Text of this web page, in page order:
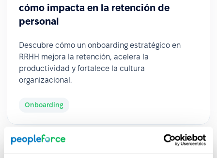
cómo impacta en la retención de
personal
Descubre cómo un onboarding estratégico en
RRHH mejora la retención, acelera la
productividad y fortalece la cultura
organizacional.
Onboarding